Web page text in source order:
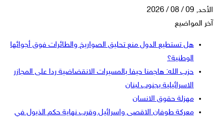
الأحد, 09 / 08 / 2026
آخر المواضيع
هل تستطيع الدول منع تحليق الصواريخ والطائرات فوق أجوائها
الوطنية؟
حزب الله: هاجمنا حيفا بالمسيرات الانقضاضية ردا على المجازر
الاسرائيلية بجنوب لبنان
مهزلة حقوق الانسان
معركة طوفان الاقصى واسرائيل وقرب نهاية حكم الذيول في